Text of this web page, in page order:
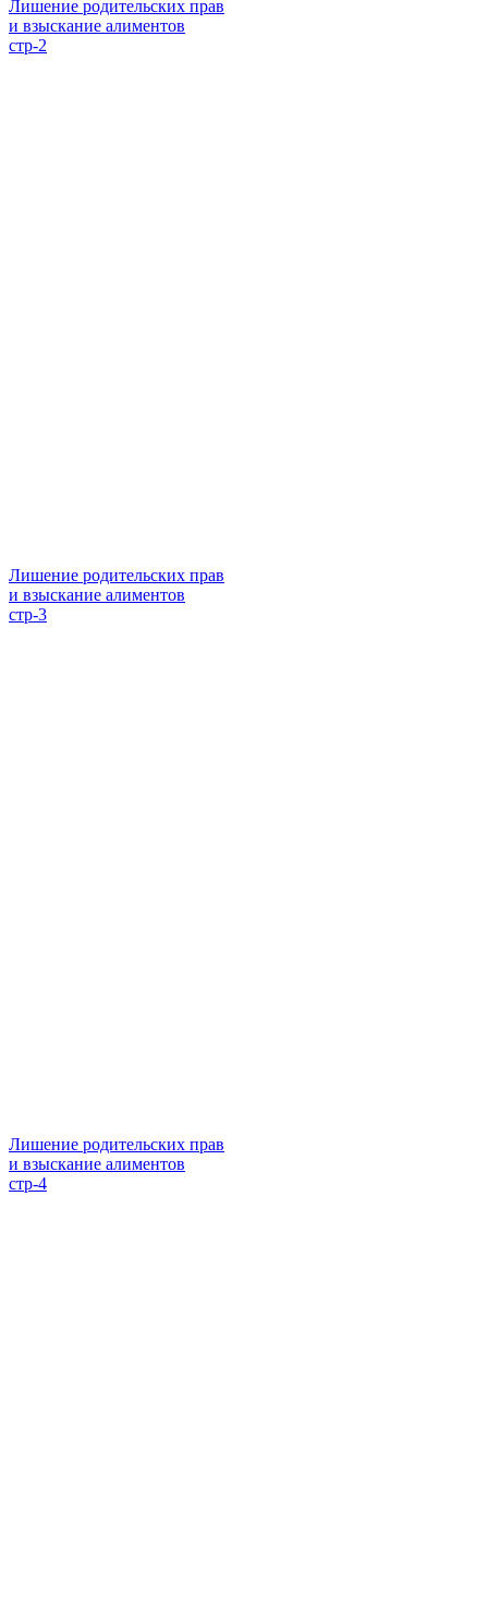
Лишение родительских прав
и взыскание алиментов
стр-2
Лишение родительских прав
и взыскание алиментов
стр-3
Лишение родительских прав
и взыскание алиментов
стр-4